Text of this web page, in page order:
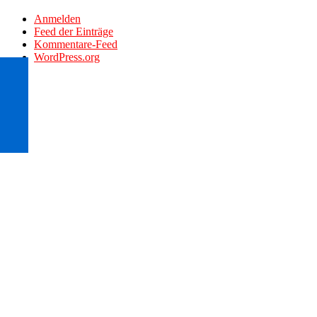
Anmelden
Feed der Einträge
Kommentare-Feed
WordPress.org